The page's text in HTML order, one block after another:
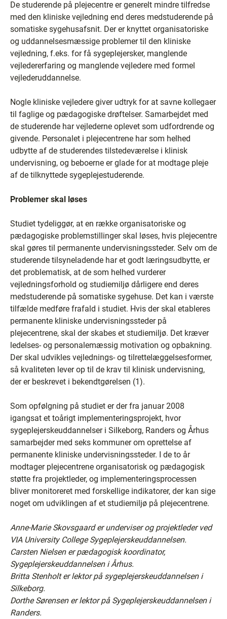
De studerende på plejecentre er generelt mindre tilfredse
med den kliniske vejledning end deres medstuderende på
somatiske sygehusafsnit. Der er knyttet organisatoriske
og uddannelsesmæssige problemer til den kliniske
vejledning, f.eks. for få sygeplejersker, manglende
vejledererfaring og manglende vejledere med formel
vejlederuddannelse.
Nogle kliniske vejledere giver udtryk for at savne kollegaer
til faglige og pædagogiske drøftelser. Samarbejdet med
de studerende har vejlederne oplevet som udfordrende og
givende. Personalet i plejecentrene har som helhed
udbytte af de studerendes tilstedeværelse i klinisk
undervisning, og beboerne er glade for at modtage pleje
af de tilknyttede sygeplejestuderende.
Problemer skal løses
Studiet tydeliggør, at en række organisatoriske og
pædagogiske problemstillinger skal løses, hvis plejecentre
skal gøres til permanente undervisningssteder. Selv om de
studerende tilsyneladende har et godt læringsudbytte, er
det problematisk, at de som helhed vurderer
vejledningsforhold og studiemiljø dårligere end deres
medstuderende på somatiske sygehuse. Det kan i værste
tilfælde medføre frafald i studiet. Hvis der skal etableres
permanente kliniske undervisningssteder på
plejecentrene, skal der skabes et studiemiljø. Det kræver
ledelses- og personalemæssig motivation og opbakning.
Der skal udvikles vejlednings- og tilrettelæggelsesformer,
så kvaliteten lever op til de krav til klinisk undervisning,
der er beskrevet i bekendtgørelsen (1).
Som opfølgning på studiet er der fra januar 2008
igangsat et toårigt implementeringsprojekt, hvor
sygeplejerskeuddannelser i Silkeborg, Randers og Århus
samarbejder med seks kommuner om oprettelse af
permanente kliniske undervisningssteder. I de to år
modtager plejecentrene organisatorisk og pædagogisk
støtte fra projektleder, og implementeringsprocessen
bliver monitoreret med forskellige indikatorer, der kan sige
noget om udviklingen af et studiemiljø på plejecentrene.
Anne-Marie Skovsgaard er underviser og projektleder ved
VIA University College Sygeplejerskeuddannelsen.
Carsten Nielsen er pædagogisk koordinator,
Sygeplejerskeuddannelsen i Århus.
Britta Stenholt er lektor på sygeplejerskeuddannelsen i
Silkeborg.
Dorthe Sørensen er lektor på Sygeplejerskeuddannelsen i
Randers.